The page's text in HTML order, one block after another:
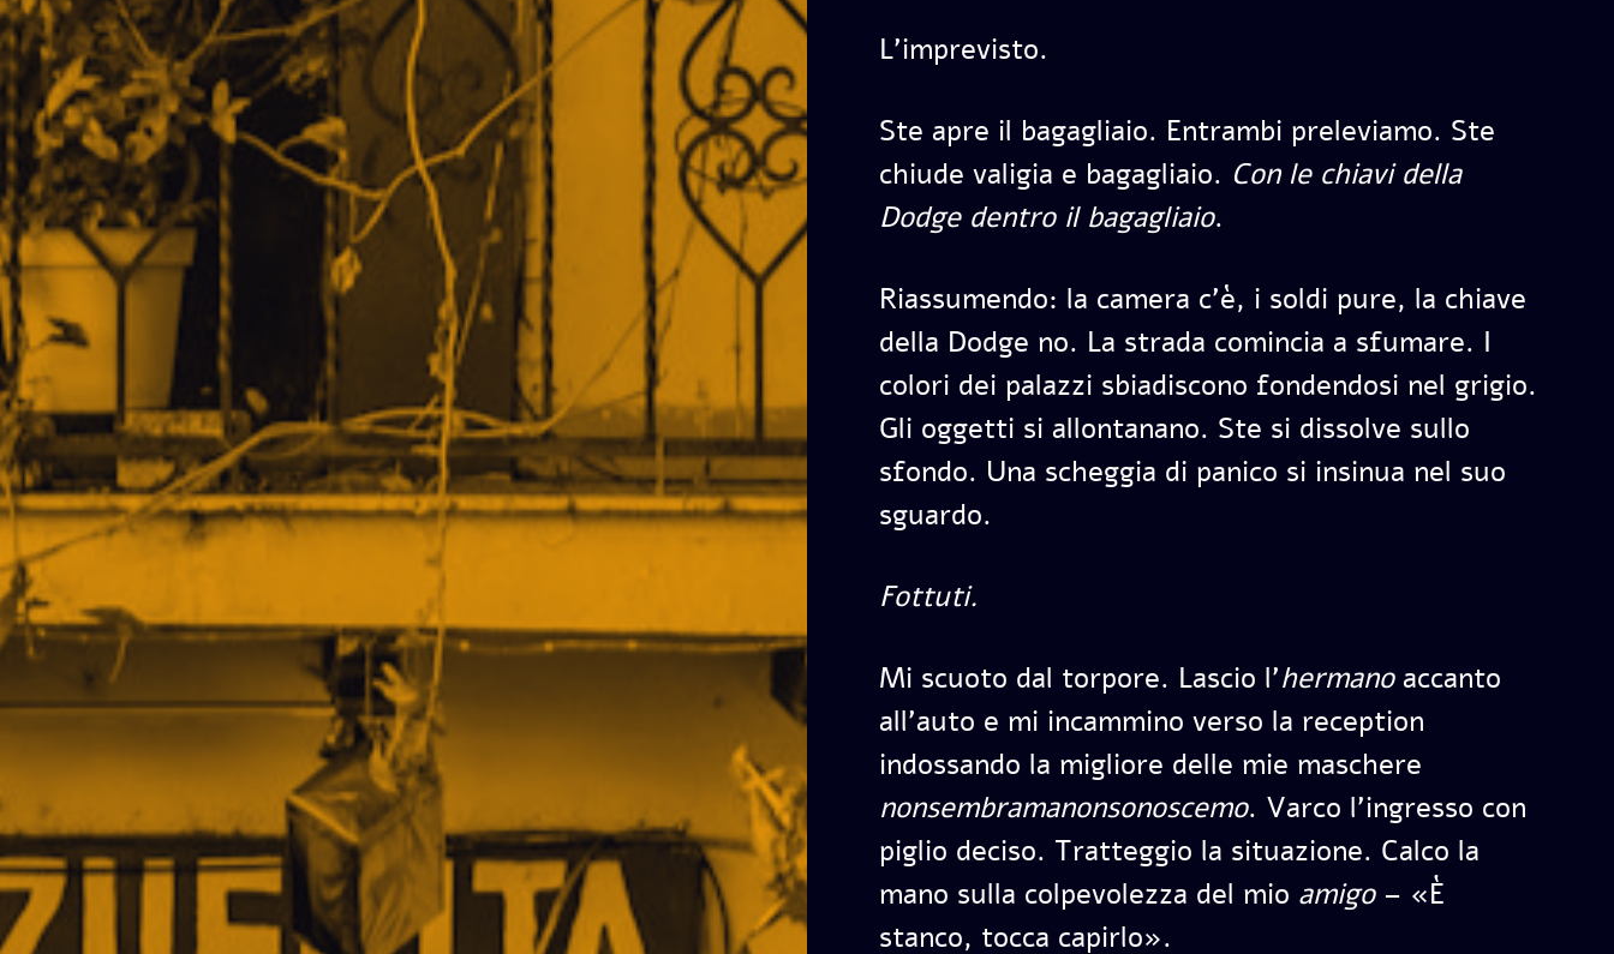
L’imprevisto.
Ste apre il bagagliaio. Entrambi preleviamo. Ste
chiude valigia e bagagliaio. Con le chiavi della
Dodge dentro il bagagliaio.
Riassumendo: la camera c’è, i soldi pure, la chiave
della Dodge no. La strada comincia a sfumare. I
colori dei palazzi sbiadiscono fondendosi nel grigio.
Gli oggetti si allontanano. Ste si dissolve sullo
sfondo. Una scheggia di panico si insinua nel suo
sguardo.
Fottuti.
Mi scuoto dal torpore. Lascio l’hermanoaccanto
all’auto e mi incammino verso la reception
indossando la migliore delle mie maschere
nonsembramanonsonoscemo. Varco l’ingresso con
piglio deciso. Tratteggio la situazione. Calco la
mano sulla colpevolezza del mio amigo– «È
stanco, tocca capirlo».